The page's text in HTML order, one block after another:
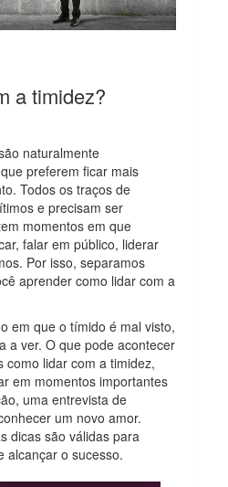
a timidez?
naturalmente
preferem ficar mais
Todos os traços de
e precisam ser
momentos em que
falar em público, liderar
Por isso, separamos
aprender como lidar com a
em que o tímido é mal visto,
a ver. O que pode acontecer
como lidar com a timidez,
em momentos importantes
uma entrevista de
um novo amor.
dicas são válidas para
alcançar o sucesso.